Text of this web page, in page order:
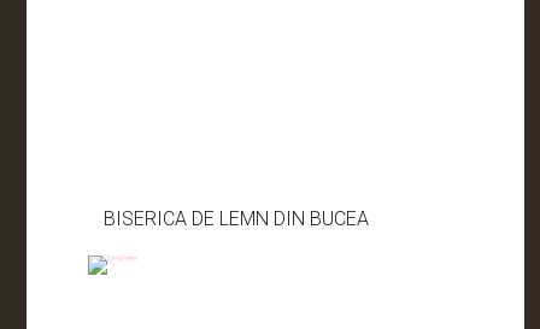
BISERICA DE LEMN DIN BUCEA